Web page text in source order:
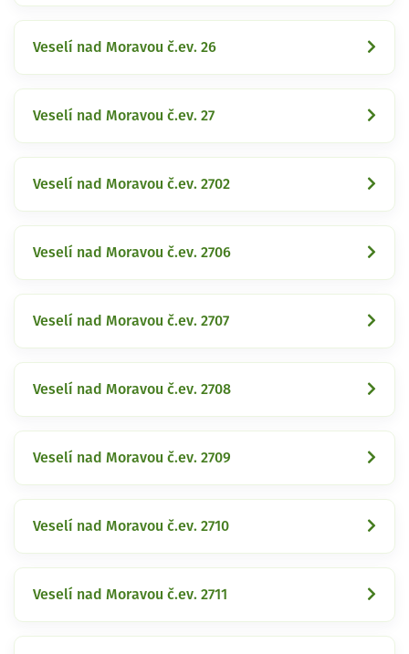
Veselí nad Moravou č.ev. 26
Veselí nad Moravou č.ev. 27
Veselí nad Moravou č.ev. 2702
Veselí nad Moravou č.ev. 2706
Veselí nad Moravou č.ev. 2707
Veselí nad Moravou č.ev. 2708
Veselí nad Moravou č.ev. 2709
Veselí nad Moravou č.ev. 2710
Veselí nad Moravou č.ev. 2711